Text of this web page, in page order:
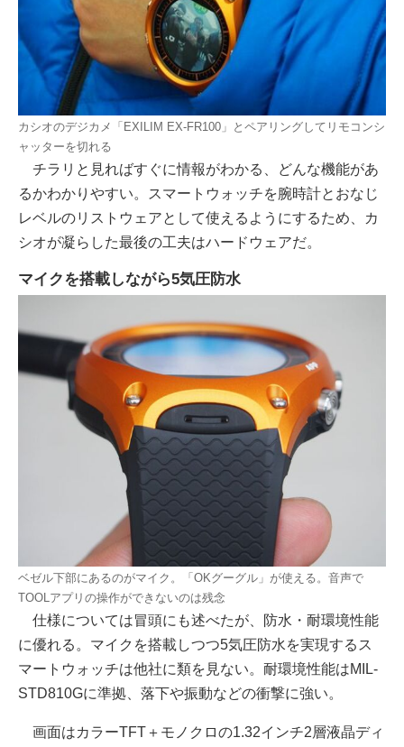
カシオのデジカメ「EXILIM EX-FR100」とペアリングしてリモコンシ
ャッターを切れる
チラリと見ればすぐに情報がわかる、どんな機能があ
るかわかりやすい。スマートウォッチを腕時計とおなじ
レベルのリストウェアとして使えるようにするため、カ
シオが凝らした最後の工夫はハードウェアだ。
マイクを搭載しながら5気圧防水
ベゼル下部にあるのがマイク。「OKグーグル」が使える。音声で
TOOLアプリの操作ができないのは残念
仕様については冒頭にも述べたが、防水・耐環境性能
に優れる。マイクを搭載しつつ5気圧防水を実現するス
マートウォッチは他社に類を見ない。耐環境性能はMIL-
STD810Gに準拠、落下や振動などの衝撃に強い。
画面はカラーTFT＋モノクロの1.32インチ2層液晶ディ